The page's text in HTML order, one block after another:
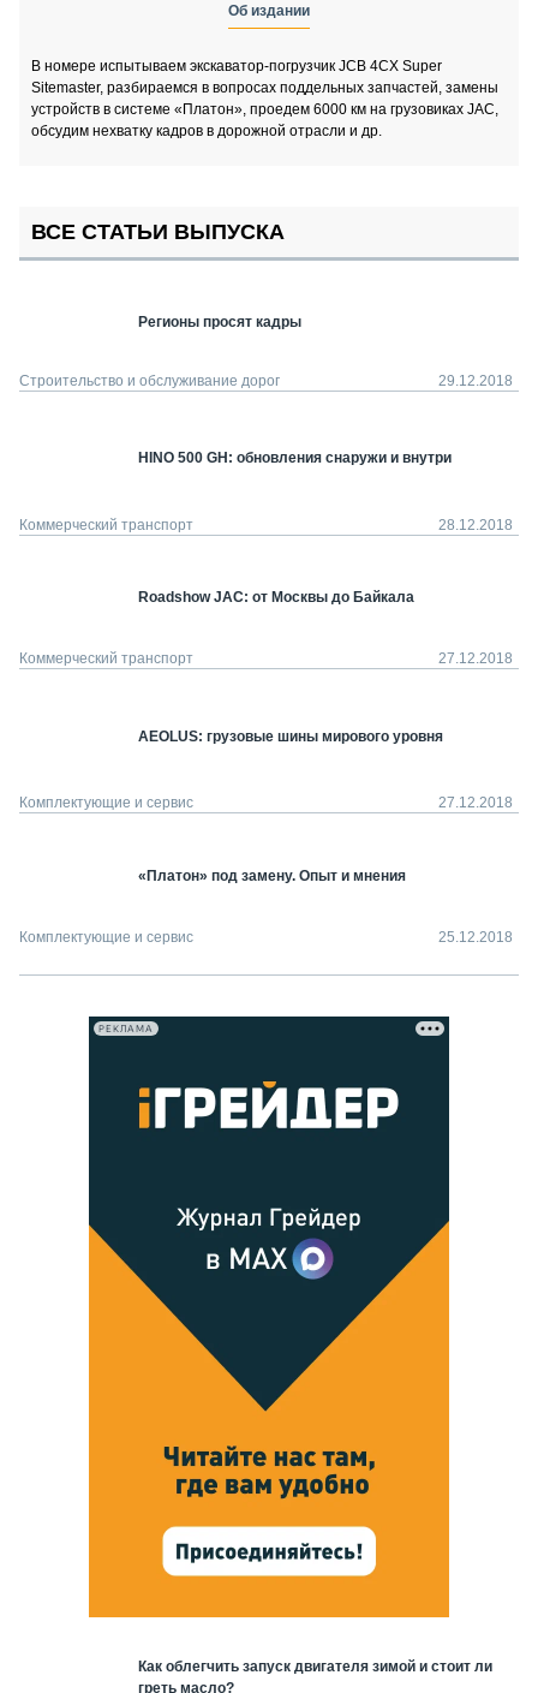
В номере испытываем экскаватор-погрузчик JCB 4CX Super
Sitemaster, разбираемся в вопросах поддельных запчастей, замены
устройств в системе «Платон», проедем 6000 км на грузовиках JAC,
обсудим нехватку кадров в дорожной отрасли и др.
Об издании
РЕКЛАМА
ВСЕ СТАТЬИ ВЫПУСКА
Регионы просят кадры
Строительство и обслуживание дорог 29.12.2018
HINO 500 GH: обновления снаружи и внутри
Коммерческий транспорт 28.12.2018
Roadshow JAC: от Москвы до Байкала
Коммерческий транспорт 27.12.2018
AEOLUS: грузовые шины мирового уровня
Комплектующие и сервис 27.12.2018
«Платон» под замену. Опыт и мнения
Комплектующие и сервис 25.12.2018
Как облегчить запуск двигателя зимой и стоит ли
греть масло?